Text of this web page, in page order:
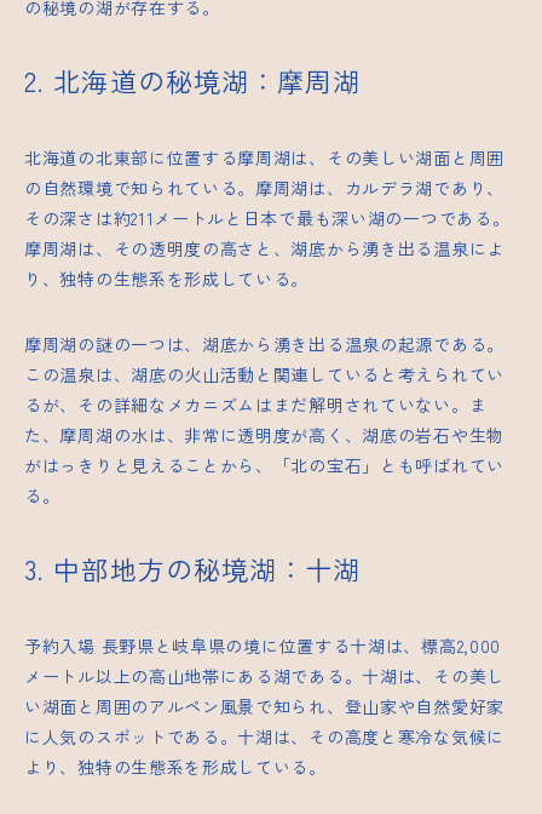
の秘境の湖が存在する。
2. 北海道の秘境湖：摩周湖
北海道の北東部に位置する摩周湖は、その美しい湖面と周囲
の自然環境で知られている。摩周湖は、カルデラ湖であり、
その深さは約211メートルと日本で最も深い湖の一つである。
摩周湖は、その透明度の高さと、湖底から湧き出る温泉によ
り、独特の生態系を形成している。
摩周湖の謎の一つは、湖底から湧き出る温泉の起源である。
この温泉は、湖底の火山活動と関連していると考えられてい
るが、その詳細なメカニズムはまだ解明されていない。ま
た、摩周湖の水は、非常に透明度が高く、湖底の岩石や生物
がはっきりと見えることから、「北の宝石」とも呼ばれてい
る。
3. 中部地方の秘境湖：十湖
予約入場 長野県と岐阜県の境に位置する十湖は、標高2,000
メートル以上の高山地帯にある湖である。十湖は、その美し
い湖面と周囲のアルペン風景で知られ、登山家や自然愛好家
に人気のスポットである。十湖は、その高度と寒冷な気候に
より、独特の生態系を形成している。